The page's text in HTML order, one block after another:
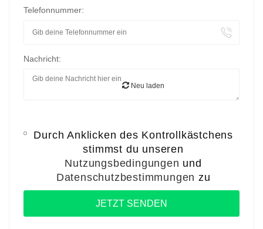
Telefonnummer:
Nachricht:
Neu laden
Durch Anklicken des Kontrollkästchens
stimmst du unseren
Nutzungsbedingungen und
Datenschutzbestimmungen zu